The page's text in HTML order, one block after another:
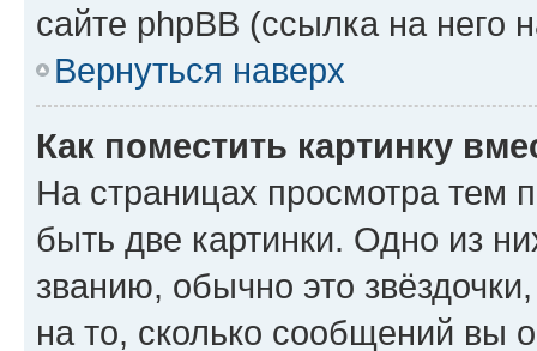
сайте phpBB (ссылка на него
Вернуться наверх
Как поместить картинку
На страницах просмотра тем
быть две картинки. Одно из
званию, обычно это
на то, сколько сообщений вы